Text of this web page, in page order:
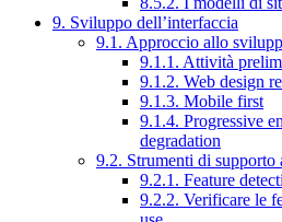
9. Sviluppo dell’interfaccia
9.1. Approccio allo
9.1.1. Attività
9.1.2. Web design
9.1.3. Mobile first
9.1.4. Progressive
degradation
9.2. Strumenti di
9.2.1. Feature
9.2.2. Verificare le